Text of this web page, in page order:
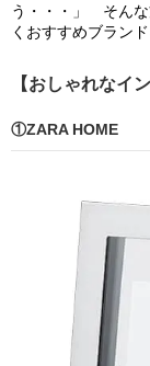
う・・・」 そんな
くおすすめブラン
【おしゃれなイ
①ZARA HOME